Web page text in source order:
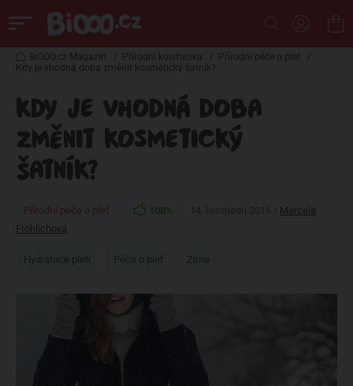
BiOOO.cz Magazin / Přírodní kosmetika / Přírodní péče o pleť
/
Kdy je vhodná doba změnit kosmetický šatník?
KDY JE VHODNÁ DOBA
ZMĚNIT KOSMETICKÝ
ŠATNÍK?
Přírodní péče o pleť 100%
Marcela
Fröhlichová
Hydratace pleti Péče o pleť Zima